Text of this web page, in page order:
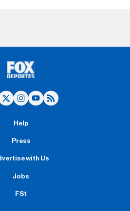
Help
Press
with Us
Jobs
FS1